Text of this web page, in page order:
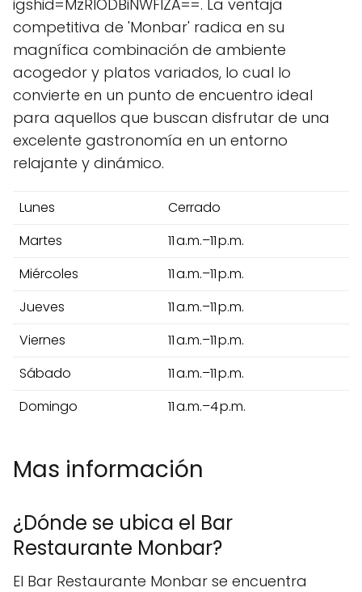
igshid=MzRlODBiNWFlZA==. La ventaja
competitiva de 'Monbar' radica en su
magnífica combinación de ambiente
acogedor y platos variados, lo cual lo
convierte en un punto de encuentro ideal
para aquellos que buscan disfrutar de una
excelente gastronomía en un entorno
relajante y dinámico.
Lunes
Cerrado
Martes
11 a.m.–11 p.m.
Miércoles
11 a.m.–11 p.m.
Jueves
11 a.m.–11 p.m.
Viernes
11 a.m.–11 p.m.
Sábado
11 a.m.–11 p.m.
Domingo
11 a.m.–4 p.m.
Mas información
¿Dónde se ubica el Bar
Restaurante Monbar?
El Bar Restaurante Monbar se encuentra